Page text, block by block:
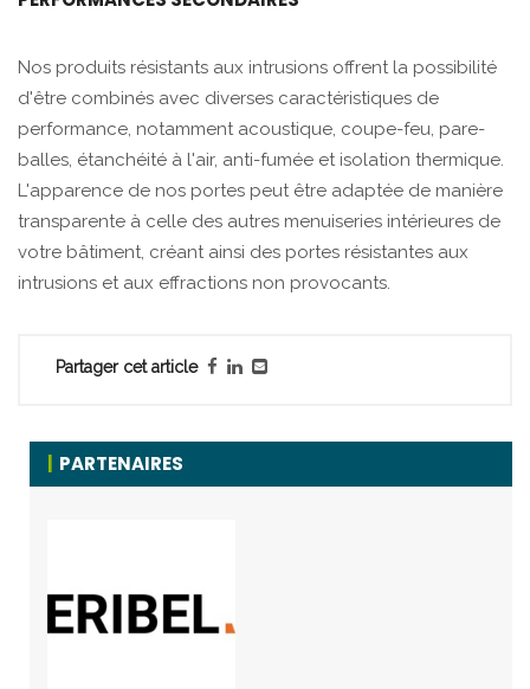
Nos produits résistants aux intrusions offrent la possibilité
d'être combinés avec diverses caractéristiques de
performance, notamment acoustique, coupe-feu, pare-
balles, étanchéité à l'air, anti-fumée et isolation thermique.
L'apparence de nos portes peut être adaptée de manière
transparente à celle des autres menuiseries intérieures de
votre bâtiment, créant ainsi des portes résistantes aux
intrusions et aux effractions non provocants.
Partager cet article
PARTENAIRES